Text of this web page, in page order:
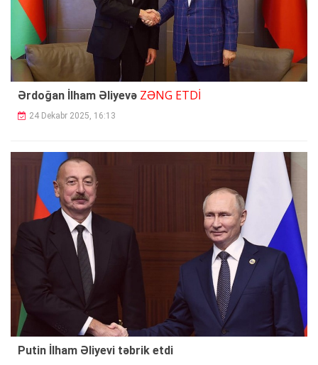
Ərdoğan İlham Əliyevə ZƏNG ETDİ
24 Dekabr 2025, 16:13
Putin İlham Əliyevi təbrik etdi